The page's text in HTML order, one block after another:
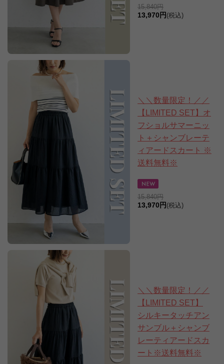
15,840円
13,970円 (税込)
＼＼数量限定！／／
【LIMITED SET】オ
フショルサマーニッ
ト＋シャンブレーテ
ィアードスカート ※
送料無料※
15,840円
13,970円 (税込)
＼＼数量限定！／／
【LIMITED SET】
シルキータッチアン
サンブル＋シャンブ
レーティアードスカ
ート※送料無料※